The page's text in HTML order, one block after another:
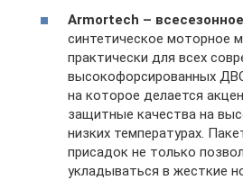
Armortech – всесезонное
синтетическое моторное
практически для всех
высокофорсированных
на которое делается
защитные качества на
низких температурах.
присадок не только
укладываться в жесткие